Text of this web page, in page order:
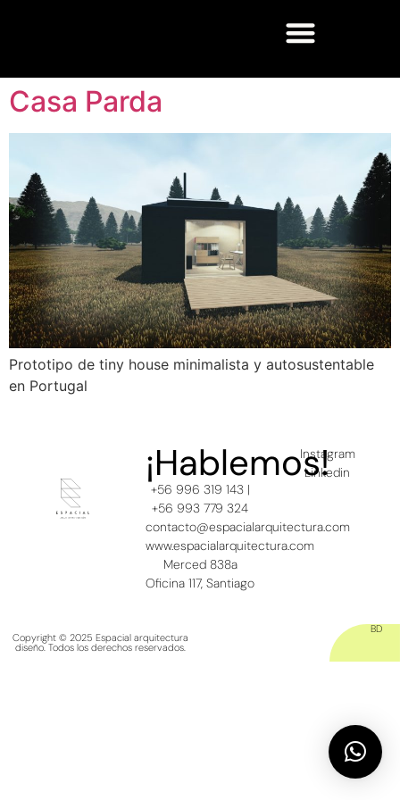
Casa Parda
Prototipo de tiny house minimalista y autosustentable
en Portugal
¡Hablemos!
+56 996 319 143 |
+56 993 779 324
contacto@espacialarquitectura.com
www.espacialarquitectura.com
Merced 838a
Oficina 117, Santiago
Instagram
Linkedin
Copyright © 2025 Espacial arquitectura
diseño. Todos los derechos reservados.
BD